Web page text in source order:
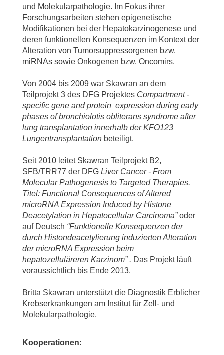
und Molekularpathologie. Im Fokus ihrer
Forschungsarbeiten stehen epigenetische
Modifikationen bei der Hepatokarzinogenese und
deren funktionellen Konsequenzen im Kontext der
Alteration von Tumorsuppressorgenen bzw.
miRNAs sowie Onkogenen bzw. Oncomirs.
Von 2004 bis 2009 war Skawran an dem
Teilprojekt 3 des DFG Projektes Compartment -
specific gene and protein expression during early
phases of bronchiolotis obliterans syndrome after
lung transplantation innerhalb der KFO123
Lungentransplantation beteiligt.
Seit 2010 leitet Skawran Teilprojekt B2,
SFB/TRR77 der DFG Liver Cancer - From
Molecular Pathogenesis to Targeted Therapies.
Titel: Functional Consequences of Altered
microRNA Expression Induced by Histone
Deacetylation in Hepatocellular Carcinoma”oder
auf Deutsch “Funktionelle Konsequenzen der
durch Histondeacetylierung induzierten Alteration
der microRNA Expression beim
hepatozelluläreren Karzinom” . Das Projekt läuft
voraussichtlich bis Ende 2013.
Britta Skawran unterstützt die Diagnostik Erblicher
Krebserkrankungen am Institut für Zell- und
Molekularpathologie.
Kooperationen: